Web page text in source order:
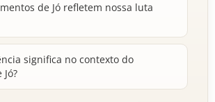
de Jó refletem nossa luta
significa no contexto do